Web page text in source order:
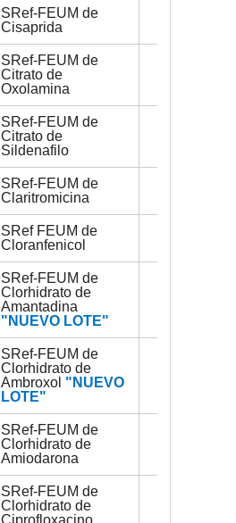
SRef-FEUM de
Cisaprida
SRef-FEUM de
Citrato de
Oxolamina
SRef-FEUM de
Citrato de
Sildenafilo
SRef-FEUM de
Claritromicina
SRef FEUM de
Cloranfenicol
SRef-FEUM de
Clorhidrato de
Amantadina
"NUEVO LOTE"
SRef-FEUM de
Clorhidrato de
Ambroxol "NUEVO
LOTE"
SRef-FEUM de
Clorhidrato de
Amiodarona
SRef-FEUM de
Clorhidrato de
Ciprofloxacino